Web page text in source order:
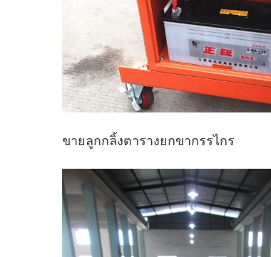
ขายลูกกลิ้งตารางยกขากรรไกร